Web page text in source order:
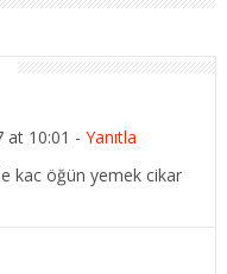
at 10:01 - Yanıtla
kac öğün yemek cikar